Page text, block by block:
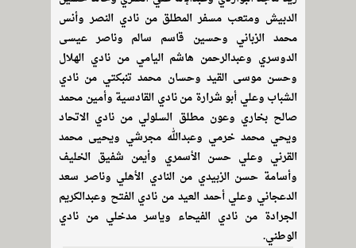
الدبيش ومتعب مسفر المطلق من نادي النصر وأنس
محمد الزباني وحسين قاسم سالم وناصر عيسى
الدوسري وعبدالرحمن هاشم اليامي من نادي الهلال
وحسن موسى القيد وحسان محمد تنبكتي من نادي
الشباب وعلي أبو شرارة من نادي القادسية وأمين محمد
صالح بخاري وعون مطلق السلولي من نادي الاتحاد
ويحي محمد خرمي وعبدالله مجرشي ويحيى محمد
القرني وعلي حسن الأسمري وأيمن شفيق الخليف
وأسامة حسن الزبيدي من النادي الأهلي وناصر سعد
الدعجاني وعلي أحمد العيد من نادي الفتح وعبدالكريم
الجرادة من نادي الفيحاء وياسر مدخلي من نادي
الوطني.